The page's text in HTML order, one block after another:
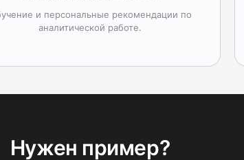
и персональные рекомендации по
аналитической работе.
Нужен пример?